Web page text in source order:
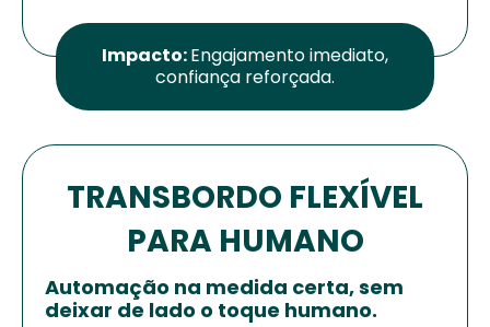
Impacto:Engajamento imediato,
confiança reforçada.
TRANSBORDO FLEXÍVEL
PARA HUMANO
Automação na medida certa, sem
deixar de lado o toque humano.